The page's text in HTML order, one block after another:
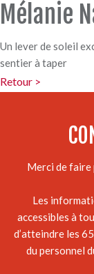
Mélanie
Un lever de soleil
sentier à taper
Retour >
Merci de faire
Les
accessibles à
d’atteindre les
du personnel